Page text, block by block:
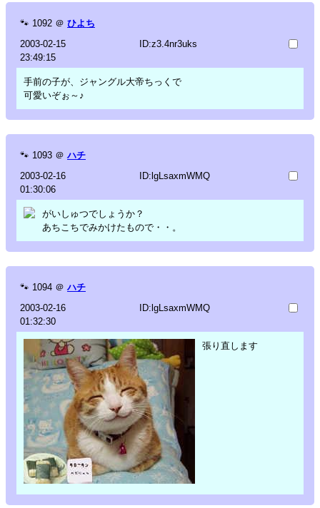
🐾 1092 ＠ ひよち
2003-02-15
23:49:15
ID:z3.4nr3uks
手前の子が、ジャングル大帝ちっくで
可愛いぞぉ～♪
🐾 1093 ＠ ハチ
2003-02-16
01:30:06
ID:lgLsaxmWMQ
がいしゅつでしょうか？
あちこちでみかけたもので・・。
🐾 1094 ＠ ハチ
2003-02-16
01:32:30
ID:lgLsaxmWMQ
張り直します